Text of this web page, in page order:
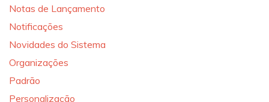
Notas de Lançamento
Notificações
Novidades do Sistema
Organizações
Padrão
Personalização